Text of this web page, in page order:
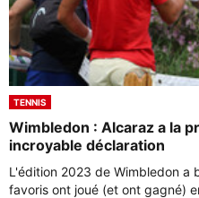
TENNIS
Wimbledon : Alcaraz a la
incroyable déclaration
L'édition 2023 de Wimbledon a
favoris ont joué (et ont gagné)